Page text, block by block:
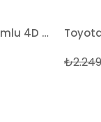
TOYOTA AURİS 2007-2012 Uyumlu 4D Premium Paspas Bizymo